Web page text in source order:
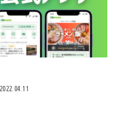
2022.04.11